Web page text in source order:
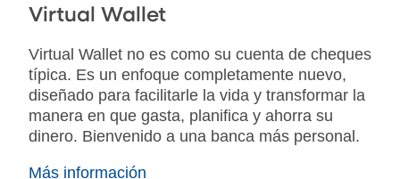
Virtual Wallet
Virtual Wallet no es como su cuenta de cheques
típica. Es un enfoque completamente nuevo,
diseñado para facilitarle la vida y transformar la
manera en que gasta, planifica y ahorra su
dinero. Bienvenido a una banca más personal.
Más información